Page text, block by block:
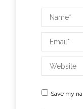
Name *
Email *
Website
Save my